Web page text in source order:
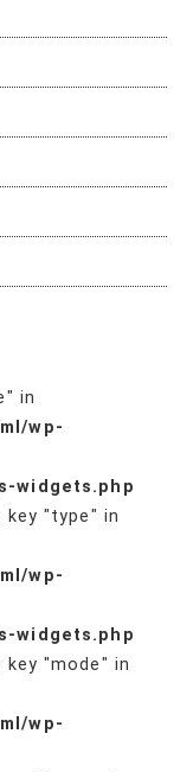
in
wp-
widgets.php
key "type" in
wp-
widgets.php
key "mode" in
wp-